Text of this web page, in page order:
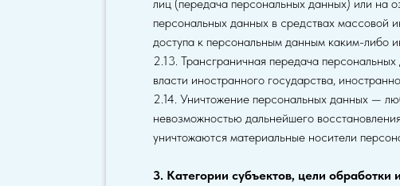
лиц (передача персональных данных) или на
персональных данных в средствах массовой
доступа к персональным данным каким-либо
2.13. Трансграничная передача
власти иностранного государства,
2.14. Уничтожение персональных данных —
невозможностью дальнейшего
уничтожаются материальные носители
3. Категории субъектов, цели